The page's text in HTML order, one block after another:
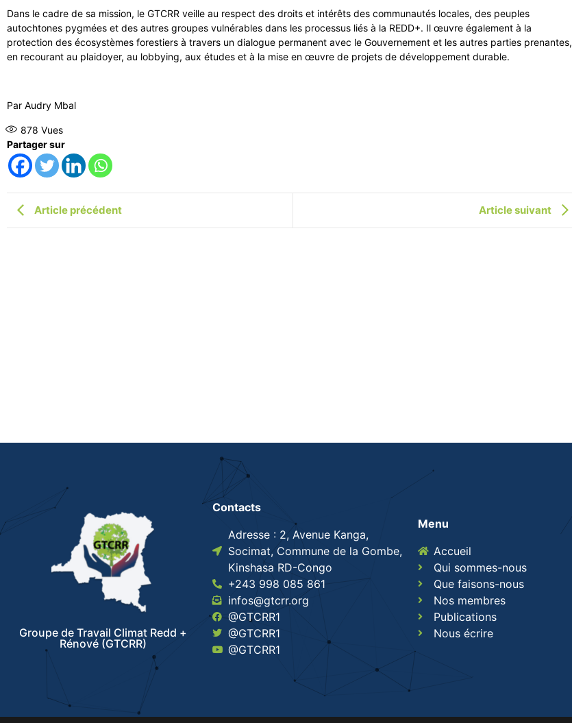
Dans le cadre de sa mission, le GTCRR veille au respect des droits et intérêts des communautés locales, des peuples
autochtones pygmées et des autres groupes vulnérables dans les processus liés à la REDD+. Il œuvre également à la
protection des écosystèmes forestiers à travers un dialogue permanent avec le Gouvernement et les autres parties prenantes,
en recourant au plaidoyer, au lobbying, aux études et à la mise en œuvre de projets de développement durable.
Par Audry Mbal
878 Vues
Partager sur
Article précédent Article suivant
Groupe de Travail Climat Redd +
Rénové (GTCRR)
Contacts
Adresse : 2, Avenue Kanga,
Socimat, Commune de la Gombe,
Kinshasa RD-Congo
+243 998 085 861
infos@gtcrr.org
@GTCRR1
@GTCRR1
@GTCRR1
Menu
Accueil
Qui sommes-nous
Que faisons-nous
Nos membres
Publications
Nous écrire